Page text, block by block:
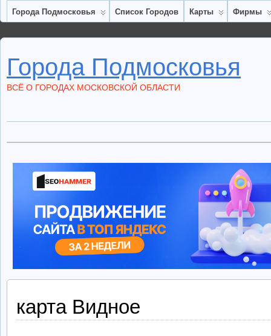
Города Подмосковья Список Городов Карты Фирмы
Города Подмосковья
ВСЁ О ГОРОДАХ МОСКОВСКОЙ ОБЛАСТИ
карта Видное